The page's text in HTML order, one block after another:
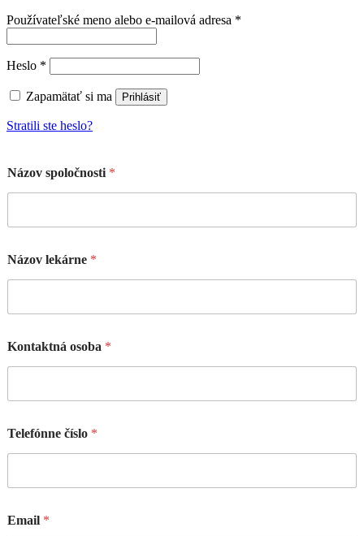
Používateľské meno alebo e-mailová adresa *
Heslo *
Zapamätať si ma Prihlásiť
Stratili ste heslo?
Názov spoločnosti *
Názov lekárne *
Kontaktná osoba *
Telefónne číslo *
Email *